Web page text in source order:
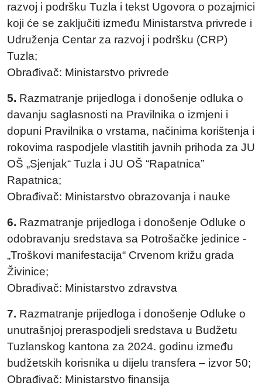
razvoj i podršku Tuzla i tekst Ugovora o pozajmici
koji će se zaključiti između Ministarstva privrede i
Udruženja Centar za razvoj i podršku (CRP)
Tuzla;
Obrađivač: Ministarstvo privrede
5. Razmatranje prijedloga i donošenje odluka o
davanju saglasnosti na Pravilnika o izmjeni i
dopuni Pravilnika o vrstama, načinima korištenja i
rokovima raspodjele vlastitih javnih prihoda za JU
OŠ „Sjenjak“ Tuzla i JU OŠ “Rapatnica”
Rapatnica;
Obrađivač: Ministarstvo obrazovanja i nauke
6. Razmatranje prijedloga i donošenje Odluke o
odobravanju sredstava sa Potrošačke jedinice -
„Troškovi manifestacija“ Crvenom križu grada
Živinice;
Obrađivač: Ministarstvo zdravstva
7. Razmatranje prijedloga i donošenje Odluke o
unutrašnjoj preraspodjeli sredstava u Budžetu
Tuzlanskog kantona za 2024. godinu između
budžetskih korisnika u dijelu transfera – izvor 50;
Obrađivač: Ministarstvo finansija